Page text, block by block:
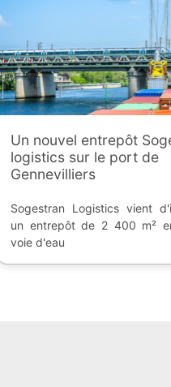
Un nouvel entrepôt
logistics sur le port de
Gennevilliers
Sogestran Logistics vient
un entrepôt de 2 400 m²
voie d'eau